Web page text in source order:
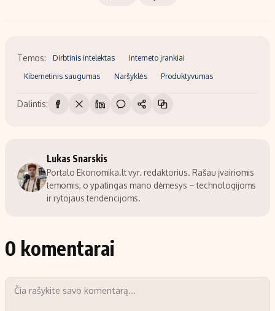
Temos: Dirbtinis intelektas Interneto įrankiai
Kibernetinis saugumas Naršyklės Produktyvumas
Dalintis:
Lukas Snarskis
Portalo Ekonomika.lt vyr. redaktorius. Rašau įvairiomis
temomis, o ypatingas mano dėmesys – technologijoms
ir rytojaus tendencijoms.
0 komentarai